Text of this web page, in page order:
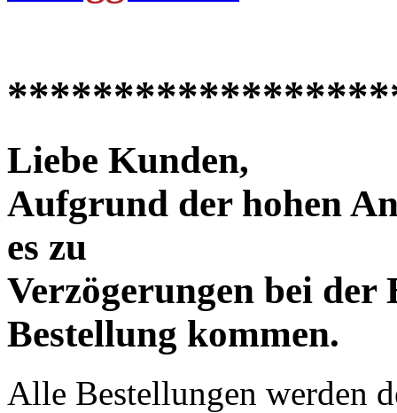
Liebe Kunden,
Aufgrund der hohen
es zu
Verzögerungen bei
Bestellung kommen.
Alle Bestellungen werden